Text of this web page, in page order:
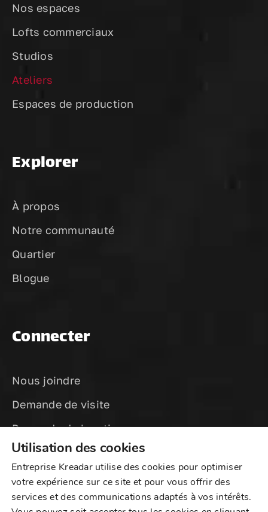
Nos espaces
Lofts commerciaux
Studios
Ateliers
Espaces de production
Explorer
À propos
Notre communauté
Quartier
Blogue
Connecter
Nous joindre
Demande de visite
Demande de location
Utilisation des cookies
Entreprise Kreadar utilise des cookies pour optimiser
votre expérience sur ce site et pour vous offrir des
services et des communications adaptés à vos intérêts.